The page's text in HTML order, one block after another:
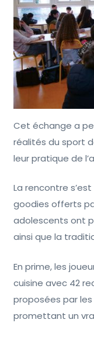
Cet échange a
réalités du sport
leur pratique de
La rencontre
goodies offerts
adolescents ont
ainsi que la
En prime, les
cuisine avec 42
proposées par
promettant un